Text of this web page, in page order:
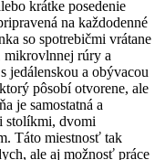
krátke posedenie
na každodenné
so spotrebičmi vrátane
mikrovlnnej rúry a
jedálenskou a obývacou
pôsobí otvorene, ale
je samostatná a
stolíkmi, dvomi
Táto miestnosť tak
ale aj možnosť práce